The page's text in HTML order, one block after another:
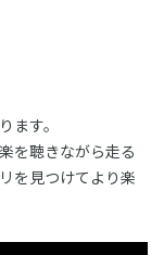
ます。
を聴きながら走る
を見つけてより楽